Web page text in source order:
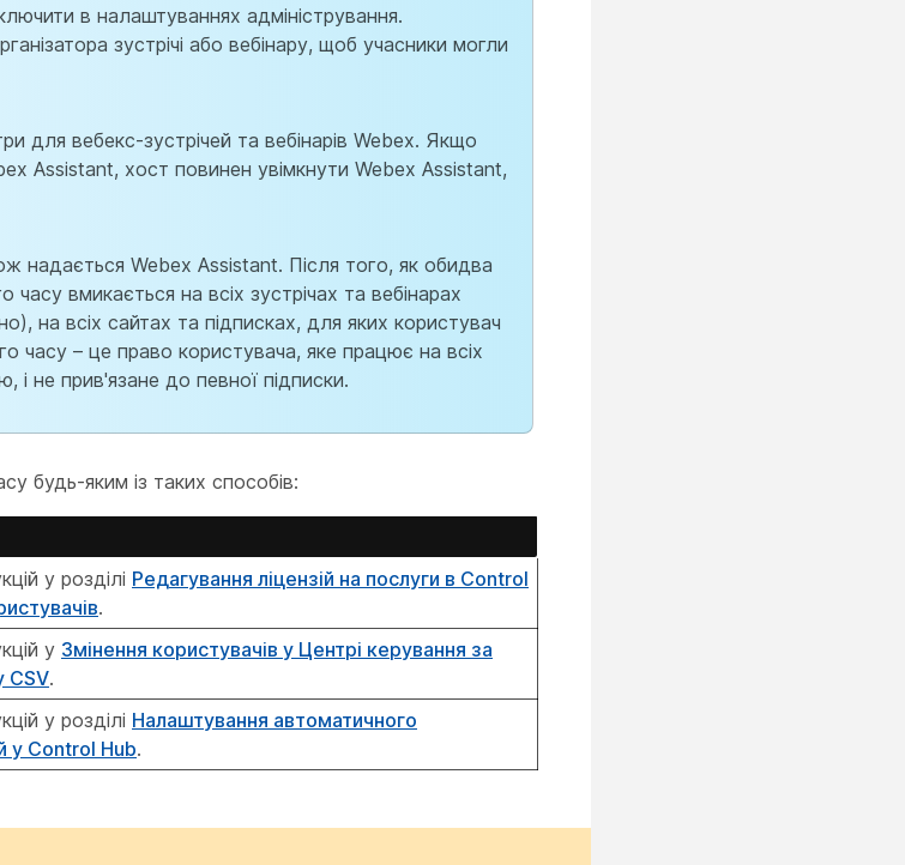
в налаштуваннях адміністрування.
зустрічі або вебінару, щоб учасники могли
для вебекс-зустрічей та вебінарів Webex. Якщо
Assistant, хост повинен увімкнути Webex Assistant,
надається Webex Assistant. Після того, як обидва
вмикається на всіх зустрічах та вебінарах
на всіх сайтах та підписках, для яких користувач
часу – це право користувача, яке працює на всіх
і не прив'язане до певної підписки.
будь-яким із таких способів:
у розділі Редагування ліцензій на послуги в Control
.
у Змінення користувачів у Центрі керування за
CSV.
у розділі Налаштування автоматичного
у Control Hub.